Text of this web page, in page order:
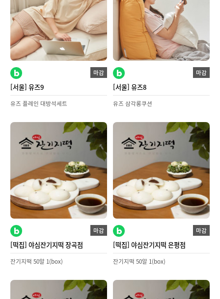
마감
[서울] 유즈9
유즈 플레인 대방석세트
마감
[서울] 유즈8
유즈 삼각롱쿠션
마감
[떡집] 야심잔기지떡 장곡점
잔기지떡 50알 1(box)
마감
[떡집] 야심잔기지떡 은평점
잔기지떡 50알 1(box)